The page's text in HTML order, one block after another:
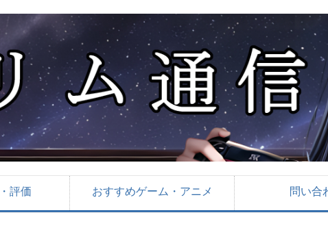
評価 おすすめゲーム・アニメ 問い合